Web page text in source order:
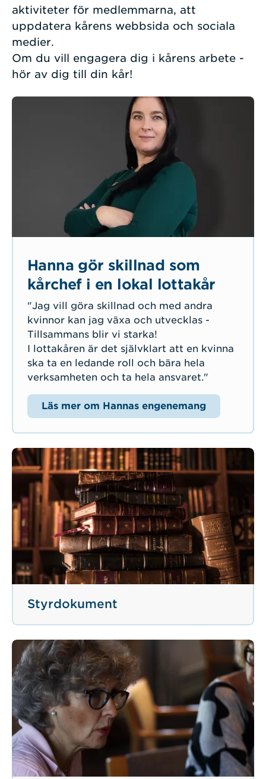
aktiviteter för medlemmarna, att
uppdatera kårens webbsida och sociala
medier.
Om du vill engagera dig i kårens arbete -
hör av dig till din kår!
Hanna gör skillnad som
kårchef i en lokal lottakår
"Jag vill göra skillnad och med andra
kvinnor kan jag växa och utvecklas -
Tillsammans blir vi starka!
I lottakåren är det självklart att en kvinna
ska ta en ledande roll och bära hela
verksamheten och ta hela ansvaret."
Läs mer om Hannas engenemang
Styrdokument